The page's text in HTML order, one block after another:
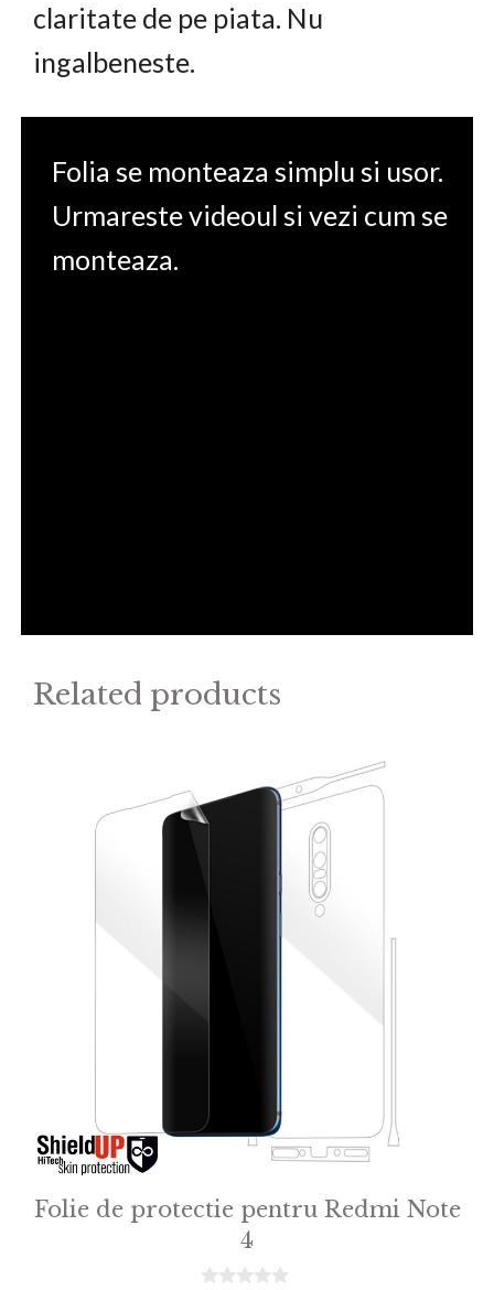
claritate de pe piata. Nu
ingalbeneste.
Folia se monteaza simplu si usor.
Urmareste videoul si vezi cum se
monteaza.
Related products
Folie de protectie pentru Redmi Note
4